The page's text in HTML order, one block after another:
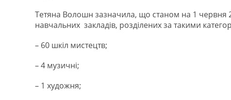
Тетяна Волошн зазначила, що станом на 1 червня
навчальних закладів, розділених за такими
– 60 шкіл мистецтв;
– 4 музичні;
– 1 художня;